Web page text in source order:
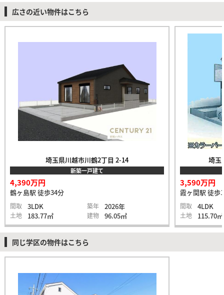
広さの近い物件はこちら
埼玉県川越市川鶴2丁目 2-14
新築一戸建て
4,390万円
鶴ヶ島駅 徒歩34分
間取 3LDK 築年 2026年
土地 183.77㎡ 建物 96.05㎡
埼玉
3,590万円
霞ヶ関駅 徒歩
間取 4LDK
土地 115.70㎡
同じ学区の物件はこちら